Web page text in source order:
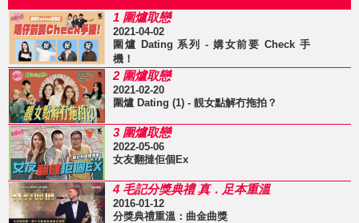
1 圍爐取戀
2021-04-02
圍爐 Dating 系列 - 媾女前要 Check 手
機！
2 圍爐取戀
2021-02-20
圍爐 Dating (1) - 靚女點解冇拖拍？
3 圍爐取戀
2022-05-06
女友翻撻佢個Ex
4 毛記分獎典禮 真．足本重溫
2016-01-12
分獎典禮重溫：曲金曲獎